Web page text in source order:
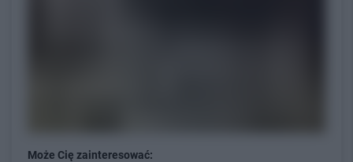
Może Cię zainteresować: